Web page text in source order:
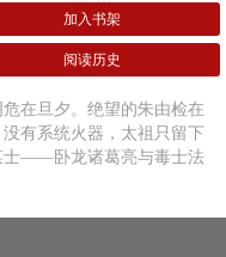
加入书架
阅读历史
在旦夕。绝望的朱由检在
有系统火器，太祖只留下
士——卧龙诸葛亮与毒士法